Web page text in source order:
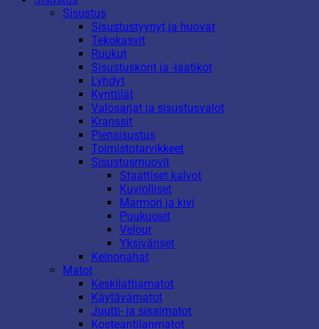
Sisustus
Sisustustyynyt ja huovat
Tekokasvit
Ruukut
Sisustuskorit ja -laatikot
Lyhdyt
Kynttilät
Valosarjat ja sisustusvalot
Kranssit
Piensisustus
Toimistotarvikkeet
Sisustusmuovit
Staattiset kalvot
Kuviolliset
Marmori ja kivi
Puukuosit
Velour
Yksiväriset
Keinonahat
Matot
Keskilattiamatot
Käytävämatot
Juutti- ja sisalmatot
Kosteantilanmatot